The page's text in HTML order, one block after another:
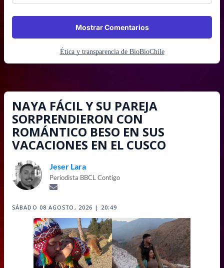
Mostrar Comentarios
Ética y transparencia de BioBioChile
NAYA FÁCIL Y SU PAREJA
SORPRENDIERON CON
ROMÁNTICO BESO EN SUS
VACACIONES EN EL CUSCO
Jeser Lara
Periodista BBCL Contigo
SÁBADO 08 AGOSTO, 2026 | 20:49